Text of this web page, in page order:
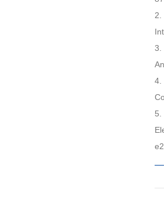
2.
3.
4.
5.